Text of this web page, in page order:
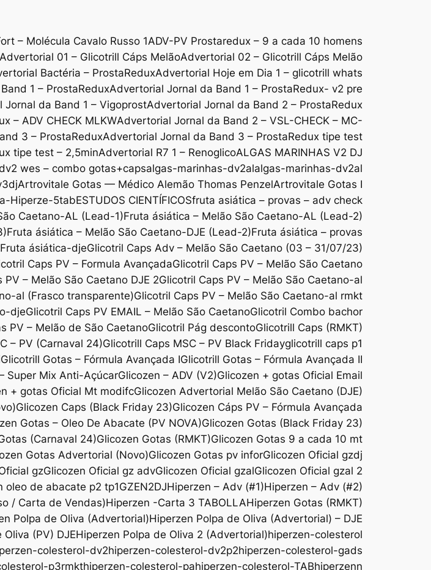
– Molécula Cavalo Russo 1ADV-PV Prostaredux – 9 a cada 10 homens
Advertorial 01 – Glicotrill Cáps MelãoAdvertorial 02 – Glicotrill Cáps Melão
Bactéria – ProstaReduxAdvertorial Hoje em Dia 1 – glicotrill whats
1 – ProstaReduxAdvertorial Jornal da Band 1 – ProstaRedux- v2 pre
Jornal da Band 1 – VigoprostAdvertorial Jornal da Band 2 – ProstaRedux
– ADV CHECK MLKWAdvertorial Jornal da Band 2 – VSL-CHECK – MC-
3 – ProstaReduxAdvertorial Jornal da Band 3 – ProstaRedux tipe test
tipe test – 2,5minAdvertorial R7 1 – RenoglicoALGAS MARINHAS V2 DJ
wes – combo gotas+capsalgas-marinhas-dv2alalgas-marinhas-dv2al
Artrovitale Gotas — Médico Alemão Thomas PenzelArtrovitale Gotas I
Hiperze-5tabESTUDOS CIENTÍFICOSfruta asiática – provas – adv check
Caetano-AL (Lead-1)Fruta ásiática – Melão São Caetano-AL (Lead-2)
Fruta ásiática – Melão São Caetano-DJE (Lead-2)Fruta ásiática – provas
Fruta ásiática-djeGlicotril Caps Adv – Melão São Caetano (03 – 31/07/23)
Caps PV – Formula AvançadaGlicotril Caps PV – Melão São Caetano
PV – Melão São Caetano DJE 2Glicotril Caps PV – Melão São Caetano-al
al (Frasco transparente)Glicotril Caps PV – Melão São Caetano-al rmkt
djeGlicotril Caps PV EMAIL – Melão São CaetanoGlicotril Combo bachor
PV – Melão de São CaetanoGlicotril Pág descontoGlicotrill Caps (RMKT)
– PV (Carnaval 24)Glicotrill Caps MSC – PV Black Fridayglicotrill caps p1
Glicotrill Gotas – Fórmula Avançada IGlicotrill Gotas – Fórmula Avançada II
Super Mix Anti-AçúcarGlicozen – ADV (V2)Glicozen + gotas Oficial Email
+ gotas Oficial Mt modifcGlicozen Advertorial Melão São Caetano (DJE)
Glicozen Caps (Black Friday 23)Glicozen Cáps PV – Fórmula Avançada
Gotas – Oleo De Abacate (PV NOVA)Glicozen Gotas (Black Friday 23)
(Carnaval 24)Glicozen Gotas (RMKT)Glicozen Gotas 9 a cada 10 mt
Gotas Advertorial (Novo)Glicozen Gotas pv inforGlicozen Oficial gzdj
gzGlicozen Oficial gz advGlicozen Oficial gzalGlicozen Oficial gzal 2
oleo de abacate p2 tp1GZEN2DJHiperzen – Adv (#1)Hiperzen – Adv (#2)
/ Carta de Vendas)Hiperzen -Carta 3 TABOLLAHiperzen Gotas (RMKT)
Polpa de Oliva (Advertorial)Hiperzen Polpa de Oliva (Advertorial) – DJE
(PV) DJEHiperzen Polpa de Oliva 2 (Advertorial)hiperzen-colesterol
colesterol-dv2hiperzen-colesterol-dv2p2hiperzen-colesterol-gads
p3rmkthiperzen-colesterol-pahiperzen-colesterol-TABhiperzenn